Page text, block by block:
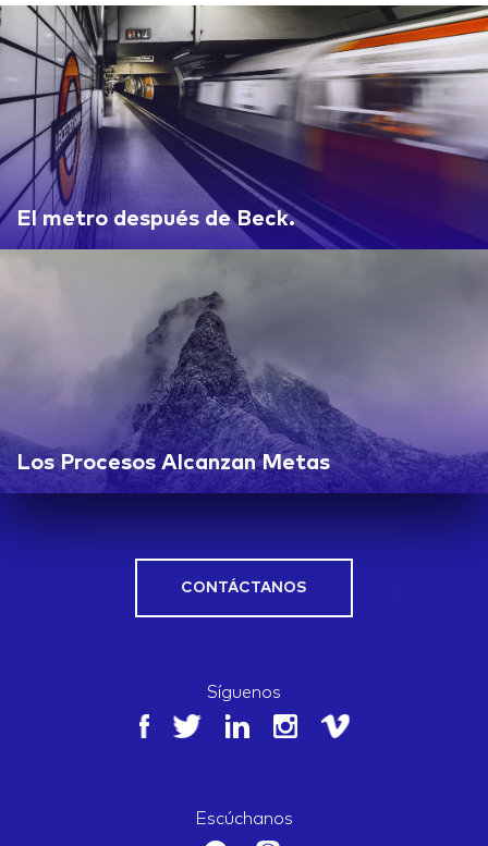
El metro después de Beck.
Los Procesos Alcanzan Metas
CONTÁCTANOS
Síguenos
Escúchanos